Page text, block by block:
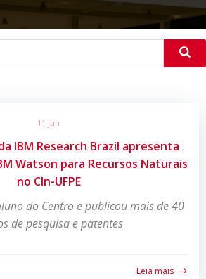
11 jun
IBM Research Brazil apresenta
Watson para Recursos Naturais
no CIn-UFPE
do Centro e publicou mais de 40
de pesquisa e patentes
Leia mais